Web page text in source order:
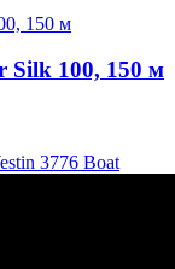
Silk 100, 150 м